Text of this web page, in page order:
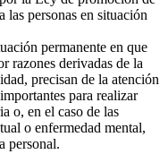
las personas en situación
permanente en que
razones derivadas de la
precisan de la atención
para realizar
o, en el caso de las
o enfermedad mental,
personal.